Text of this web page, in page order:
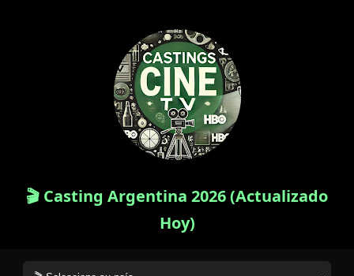
🎬 Casting Argentina 2026 (Actualizado
Hoy)